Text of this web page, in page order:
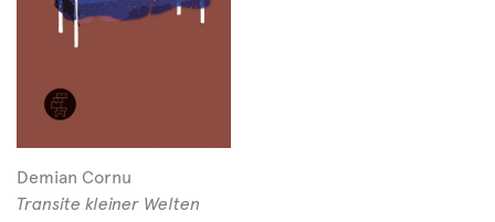
Demian Cornu
Transite kleiner Welten